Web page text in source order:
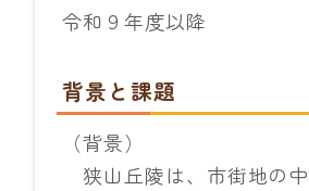
令和９年度以降
背景と課題
（背景）
狭山丘陵は、市街地の